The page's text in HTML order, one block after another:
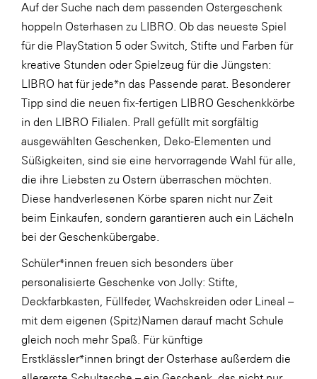
PAGRO
PHH Rechtsanwält:innen
Primark
Salesforce
sebamed
SeneCura
SERVICE&MORE
SKINUANCE®
Somfy
Sony DADC
SPIEGLTEC
STIHL Tirol
Trend Micro
TAG GmbH
VALETTA
Auf der Suche nach dem passenden Ostergeschenk
hoppeln Osterhasen zu LIBRO. Ob das neueste Spiel
für die PlayStation 5 oder Switch, Stifte und Farben für
kreative Stunden oder Spielzeug für die Jüngsten:
LIBRO hat für jede*n das Passende parat. Besonderer
Tipp sind die neuen fix-fertigen LIBRO Geschenkkörbe
in den LIBRO Filialen. Prall gefüllt mit sorgfältig
ausgewählten Geschenken, Deko-Elementen und
Süßigkeiten, sind sie eine hervorragende Wahl für alle,
die ihre Liebsten zu Ostern überraschen möchten.
Diese handverlesenen Körbe sparen nicht nur Zeit
beim Einkaufen, sondern garantieren auch ein Lächeln
bei der Geschenkübergabe.
Schüler*innen freuen sich besonders über
personalisierte Geschenke von Jolly: Stifte,
Deckfarbkasten, Füllfeder, Wachskreiden oder Lineal –
mit dem eigenen (Spitz)Namen darauf macht Schule
gleich noch mehr Spaß. Für künftige
Erstklässler*innen bringt der Osterhase außerdem die